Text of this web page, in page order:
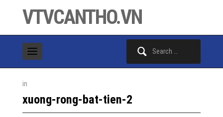
VTVCANTHO.VN
in
xuong-rong-bat-tien-2